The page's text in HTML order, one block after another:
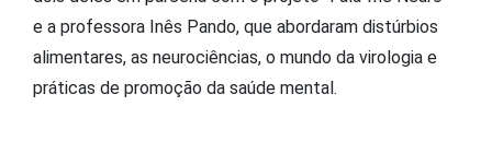
e a professora Inês Pando, que abordaram distúrbios
alimentares, as neurociências, o mundo da virologia e
práticas de promoção da saúde mental.